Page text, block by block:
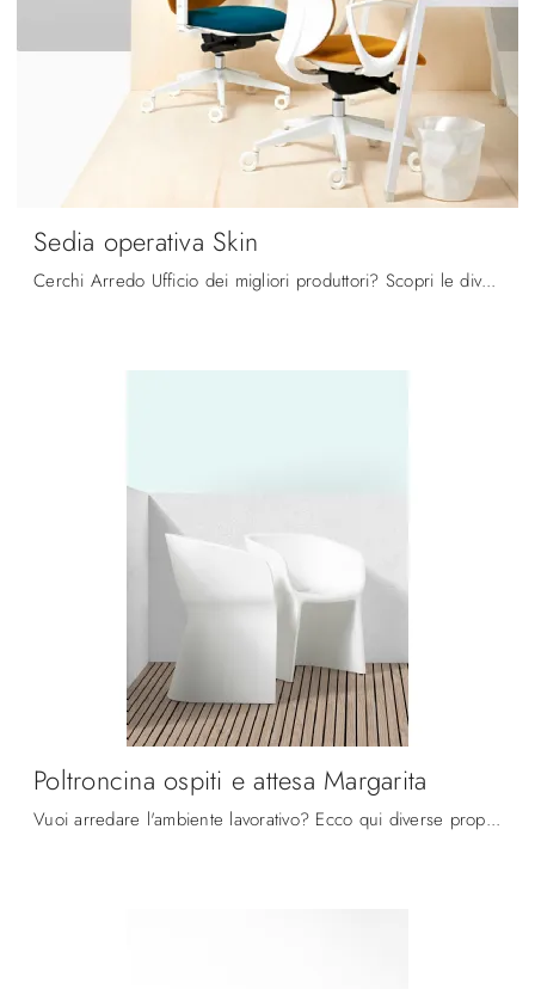
Sedia operativa Skin
Cerchi Arredo Ufficio dei migliori produttori? Scopri le diverse proposte di sedie operative in tessuto, come il modello Sedia operativa Skin di ...
Poltroncina ospiti e attesa Margarita
Vuoi arredare l'ambiente lavorativo? Ecco qui diverse proposte di sedie ospiti e attesa in tessuto, come il modello Poltroncina ospiti e attesa ...